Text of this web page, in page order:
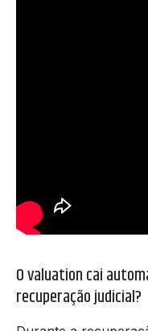
O valuation cai
recuperação judicial?